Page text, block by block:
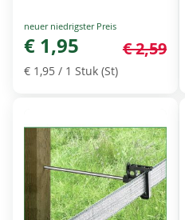
Special
Price
€ 1,95 € 2,59
€ 1,95 / 1 Stuk (St)